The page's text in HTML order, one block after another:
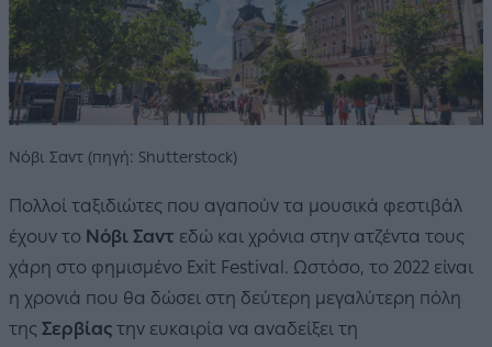
Νόβι Σαντ (πηγή: Shutterstock)
Πολλοί ταξιδιώτες που αγαπούν τα μουσικά φεστιβάλ
έχουν το Νόβι Σαντ εδώ και χρόνια στην ατζέντα τους
χάρη στο φημισμένο Exit Festival. Ωστόσο, το 2022 είναι
η χρονιά που θα δώσει στη δεύτερη μεγαλύτερη πόλη
της Σερβίας την ευκαιρία να αναδείξει τη